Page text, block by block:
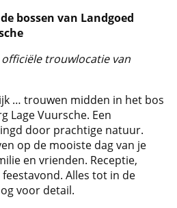
de bossen van Landgoed
officiële trouwlocatie van
… trouwen midden in het bos
Lage Vuursche. Een
door prachtige natuur.
op de mooiste dag van je
en vrienden. Receptie,
Alles tot in de
voor detail.